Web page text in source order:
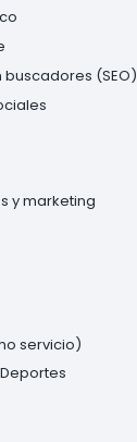
(SEO)
y marketing
servicio)